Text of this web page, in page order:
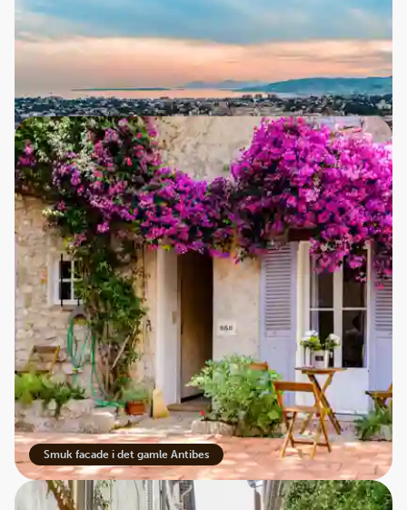
Udforsk Picassos Frankrig
Den gamle bydel i Antibes
Smuk facade i det gamle Antibes